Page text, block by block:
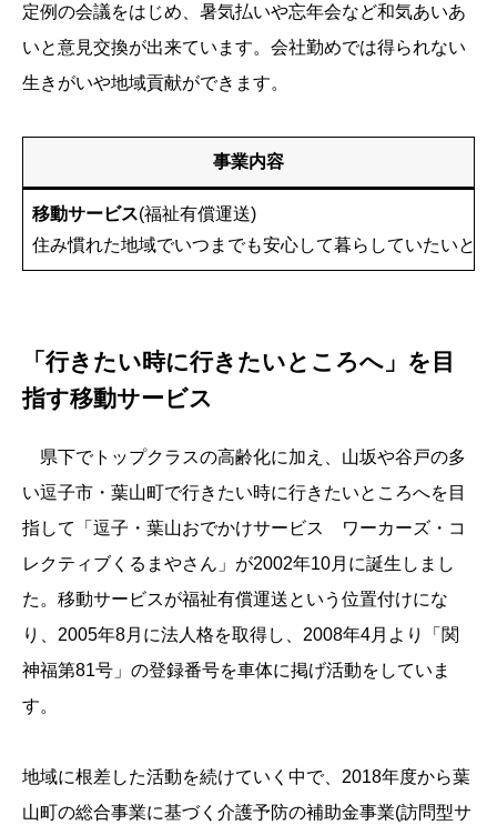
定例の会議をはじめ、暑気払いや忘年会など和気あいあ
いと意見交換が出来ています。会社勤めでは得られない
生きがいや地域貢献ができます。
事業内容
移動サービス(福祉有償運送)
住み慣れた地域でいつまでも安心して暮らしていたいと
「行きたい時に行きたいところへ」を目
指す移動サービス
県下でトップクラスの高齢化に加え、山坂や谷戸の多
い逗子市・葉山町で行きたい時に行きたいところへを目
指して「逗子・葉山おでかけサービス ワーカーズ・コ
レクティブくるまやさん」が2002年10月に誕生しまし
た。移動サービスが福祉有償運送という位置付けにな
り、2005年8月に法人格を取得し、2008年4月より「関
神福第81号」の登録番号を車体に掲げ活動をしていま
す。
地域に根差した活動を続けていく中で、2018年度から葉
山町の総合事業に基づく介護予防の補助金事業(訪問型サ